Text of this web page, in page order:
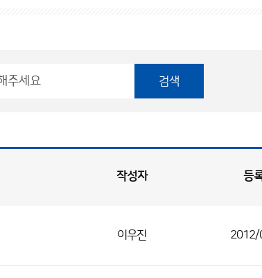
검색
작성자 등
이우진 2012/